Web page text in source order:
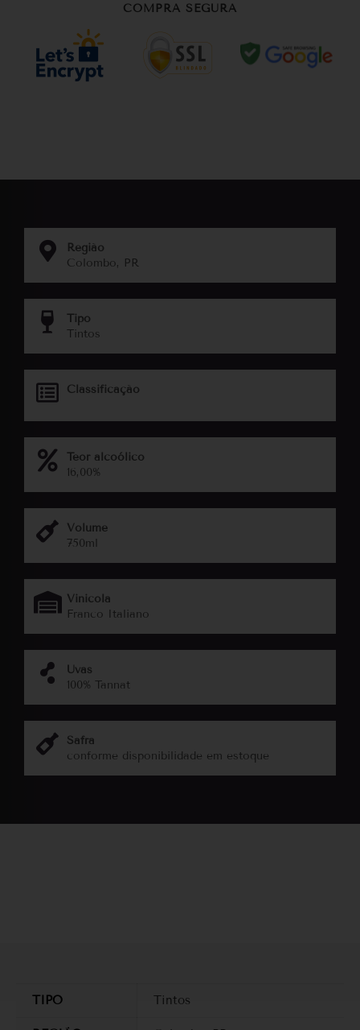
COMPRA SEGURA
Região
Colombo, PR
Tipo
Tintos
Classificação
Teor alcoólico
16,00%
Volume
750ml
Vinicola
Franco Italiano
Uvas
100% Tannat
Safra
conforme disponibilidade em estoque
TIPO Tintos